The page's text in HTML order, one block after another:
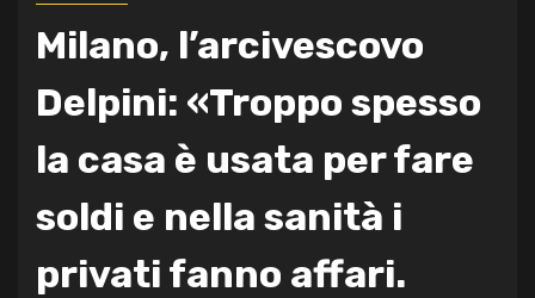
Milano, l’arcivescovo
Delpini: «Troppo spesso
la casa è usata per fare
soldi e nella sanità i
privati fanno affari.